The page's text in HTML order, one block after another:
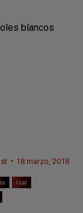
blancos
18 marzo, 2018
Izal